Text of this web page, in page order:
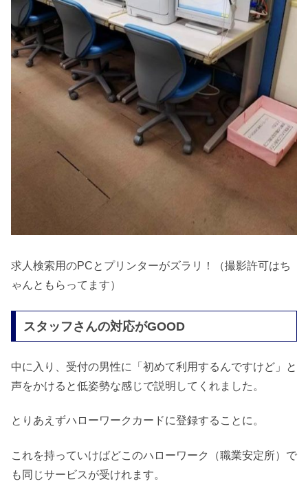
求人検索用のPCとプリンターがズラリ！（撮影許可はち
ゃんともらってます）
スタッフさんの対応がGOOD
中に入り、受付の男性に「初めて利用するんですけど」と
声をかけると低姿勢な感じで説明してくれました。
とりあえずハローワークカードに登録することに。
これを持っていけばどこのハローワーク（職業安定所）で
も同じサービスが受けれます。